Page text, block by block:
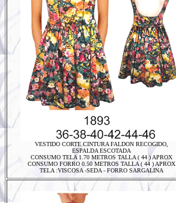
VESTIDO CORTE CINTURA FALDON RECOGIDO,
ESPALDA ESCOTADA
CONSUMO TELA 1.70 METROS TALLA ( 44 ) APROX
CONSUMO FORRO 0.50 METROS TALLA ( 44 ) APROX
TELA :VISCOSA -SEDA - FORRO SARGALINA